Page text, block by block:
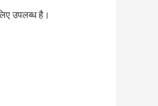
उपलब्ध है।